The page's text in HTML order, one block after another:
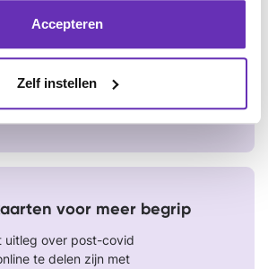
Accepteren
Zelf instellen
terug.
het e-book vol met
voor meer begrip
uitleg over post-covid
te delen zijn met